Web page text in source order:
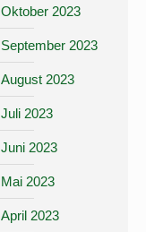
Oktober 2023
September 2023
August 2023
Juli 2023
Juni 2023
Mai 2023
April 2023